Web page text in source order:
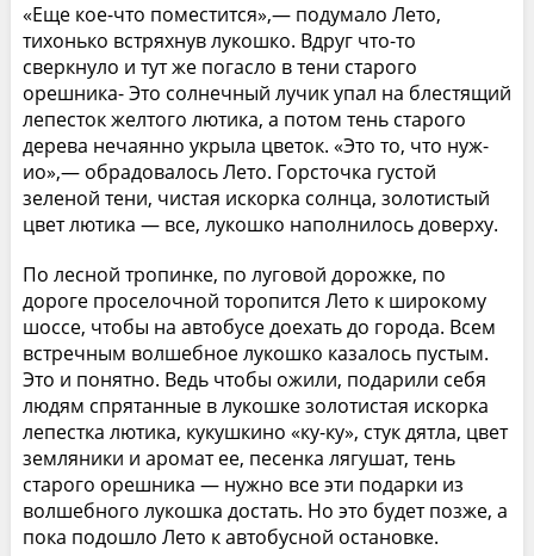
«Еще кое-что поместится»,— подумало Лето,
тихонько встряхнув лукошко. Вдруг что-то
сверкнуло и тут же погасло в тени старого
орешника- Это солнечный лучик упал на блестящий
лепесток желтого лютика, а потом тень старого
дерева нечаянно укрыла цветок. «Это то, что нуж-
ио»,— обрадовалось Лето. Горсточка густой
зеленой тени, чистая искорка солнца, золотистый
цвет лютика — все, лукошко наполнилось доверху.
По лесной тропинке, по луговой дорожке, по
дороге проселочной торопится Лето к широкому
шоссе, чтобы на автобусе доехать до города. Всем
встречным волшебное лукошко казалось пустым.
Это и понятно. Ведь чтобы ожили, подарили себя
людям спрятанные в лукошке золотистая искорка
лепестка лютика, кукушкино «ку-ку», стук дятла, цвет
земляники и аромат ее, песенка лягушат, тень
старого орешника — нужно все эти подарки из
волшебного лукошка достать. Но это будет позже, а
пока подошло Лето к автобусной остановке.